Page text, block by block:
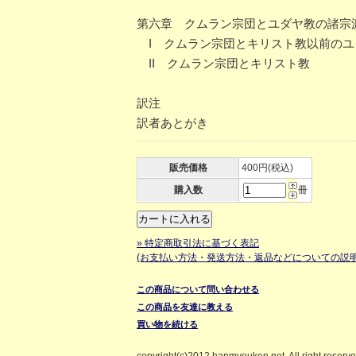
第六章 クムラン宗団とユダヤ教の諸宗
I クムラン宗団とキリスト教以前のユ
II クムラン宗団とキリスト教
訳注
訳者あとがき
販売価格
400円(税込)
購入数
冊
» 特定商取引法に基づく表記
(お支払い方法・発送方法・返品などについての説
この商品について問い合わせる
この商品を友達に教える
買い物を続ける